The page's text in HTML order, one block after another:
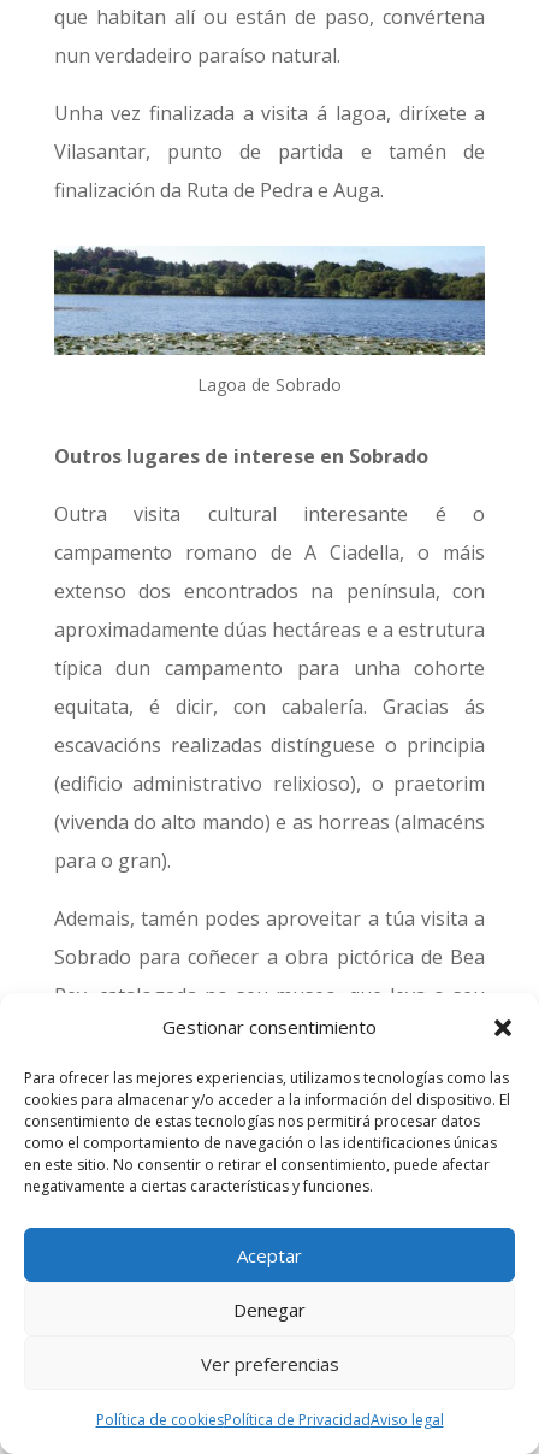
Gestionar consentimiento
Para ofrecer las mejores experiencias, utilizamos tecnologías como las
cookies para almacenar y/o acceder a la información del dispositivo. El
consentimiento de estas tecnologías nos permitirá procesar datos
como el comportamiento de navegación o las identificaciones únicas
en este sitio. No consentir o retirar el consentimiento, puede afectar
negativamente a ciertas características y funciones.
Aceptar
Denegar
Ver preferencias
Política de cookiesPolítica de PrivacidadAviso legal
que habitan alí ou están de paso, convértena
nun verdadeiro paraíso natural.
Unha vez finalizada a visita á lagoa, diríxete a
Vilasantar, punto de partida e tamén de
finalización da Ruta de Pedra e Auga.
Lagoa de Sobrado
Outros lugares de interese en Sobrado
Outra visita cultural interesante é o
campamento romano de A Ciadella, o máis
extenso dos encontrados na península, con
aproximadamente dúas hectáreas e a estrutura
típica dun campamento para unha cohorte
equitata, é dicir, con cabalería. Gracias ás
escavacións realizadas distínguese o principia
(edificio administrativo relixioso), o praetorim
(vivenda do alto mando) e as horreas (almacéns
para o gran).
Ademais, tamén podes aproveitar a túa visita a
Sobrado para coñecer a obra pictórica de Bea
Rey, catalogada no seu museo, que leva o seu
nome, no lugar de Lago, a escasos quilómetros
da capital municipal, onde se localiza a súa casa
familiar. A súa obra abarca diversos estilos
pictóricos, dende a abstracción e a xeometría,
na primeira metade dos setenta, ao
surrealismo, o expresionismo e o neocubismo
nos inicios do século XXI, a súa etapa final